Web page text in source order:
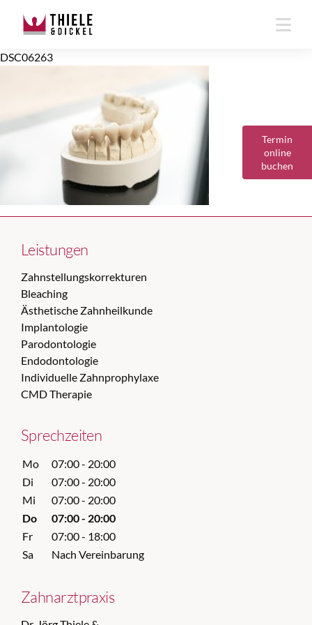
DSC06263
Termin
online
buchen
Leistungen
Zahnstellungskorrekturen
Bleaching
Ästhetische Zahnheilkunde
Implantologie
Parodontologie
Endodontologie
Individuelle Zahnprophylaxe
CMD Therapie
Sprechzeiten
Mo
07:00 - 20:00
Di
07:00 - 20:00
Mi
07:00 - 20:00
Do
07:00 - 20:00
Fr
07:00 - 18:00
Sa
Nach Vereinbarung
Zahnarztpraxis